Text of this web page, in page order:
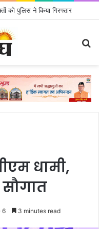
को पुलिस ने किया गिरफ्तार
धामी,
6 3 minutes read